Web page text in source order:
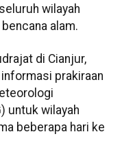
wilayah
alam.
di Cianjur,
prakiraan
untuk wilayah
beberapa hari ke